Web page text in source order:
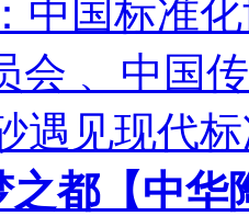
中国标准
会 、中国
遇见现代
之都【中华